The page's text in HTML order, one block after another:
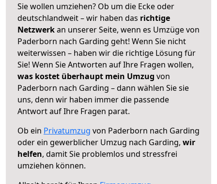
Sie wollen umziehen? Ob um die Ecke oder
deutschlandweit – wir haben das richtige
Netzwerkan unserer Seite, wenn es Umzüge von
Paderborn nach Garding geht! Wenn Sie nicht
weiterwissen – haben wir die richtige Lösung für
Sie! Wenn Sie Antworten auf Ihre Fragen wollen,
was kostet überhaupt mein Umzug von
Paderborn nach Garding – dann wählen Sie sie
uns, denn wir haben immer die passende
Antwort auf Ihre Fragen parat.
Ob ein Privatumzug von Paderborn nach Garding
oder ein gewerblicher Umzug nach Garding, wir
helfen, damit Sie problemlos und stressfrei
umziehen können.